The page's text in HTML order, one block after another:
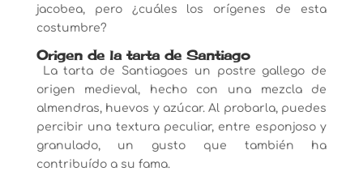
jacobea, pero ¿cuáles los orígenes de esta
costumbre?
Origen de la tarta de Santiago
La tarta de Santiagoes un postre gallego de
origen medieval, hecho con una mezcla de
almendras, huevos y azúcar. Al probarla, puedes
percibir una textura peculiar, entre esponjoso y
granulado, un gusto que también ha
contribuído a su fama.